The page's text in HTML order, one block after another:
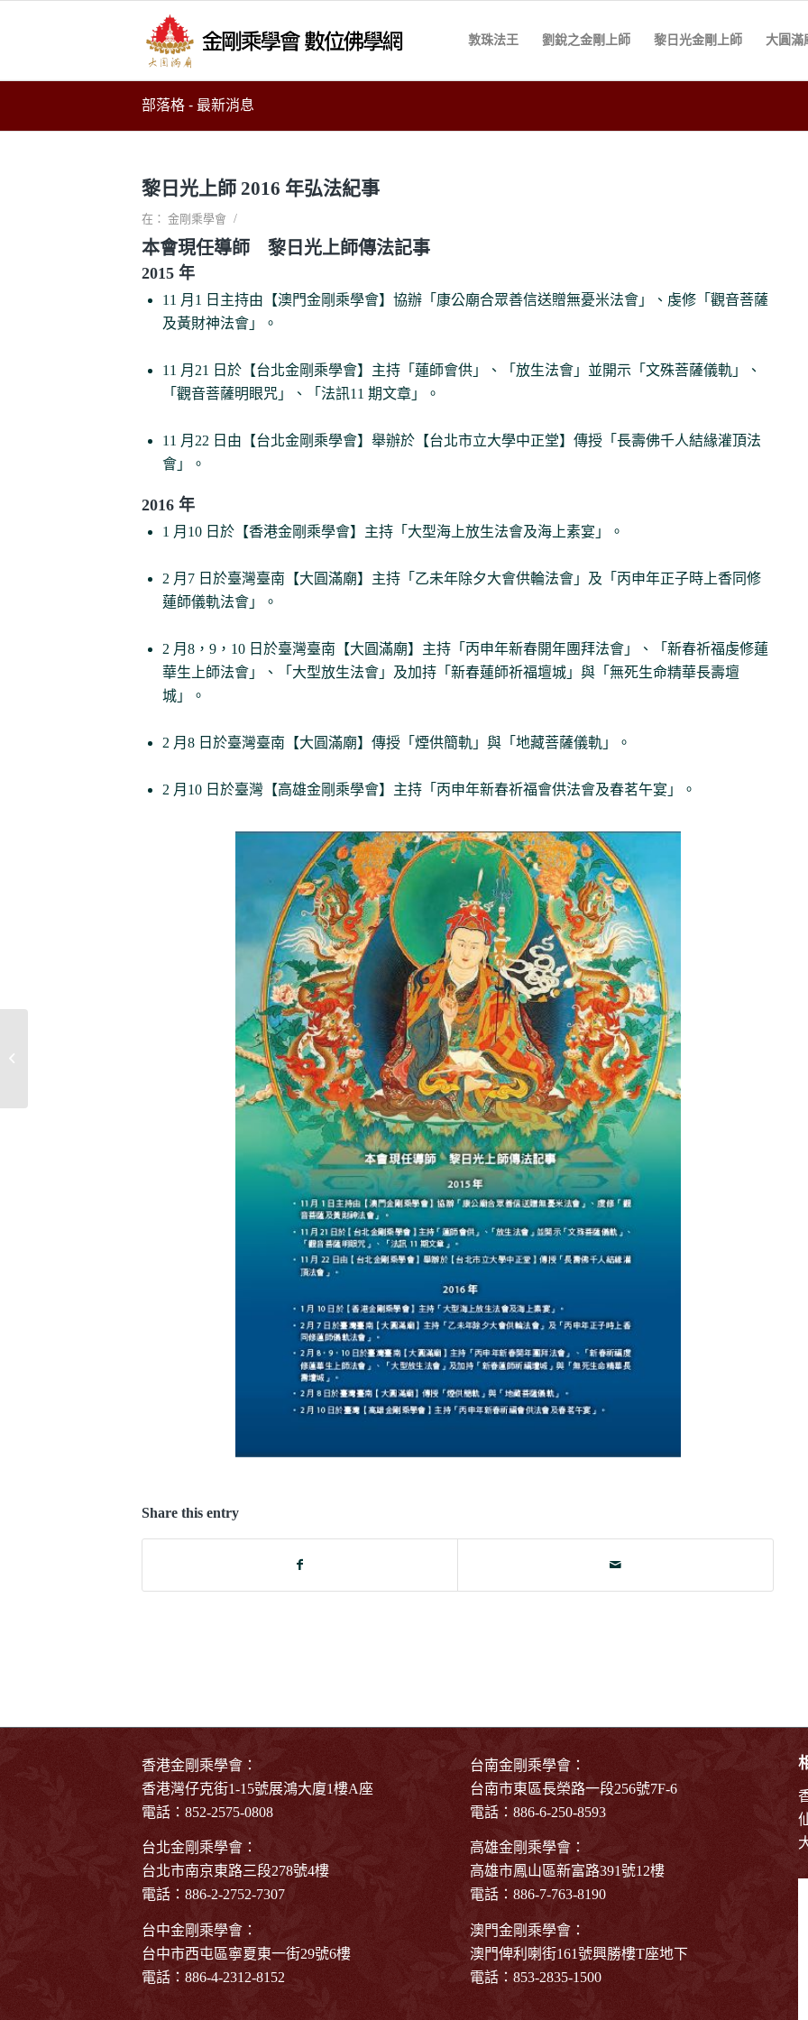
敦珠法王 劉銳之金剛上師 黎日光金剛上師 大圓滿
部落格 - 最新消息
黎日光上師 2016 年弘法紀事
在： 金剛乘學會 /
本會現任導師 黎日光上師傳法記事
2015 年
11 月1 日主持由【澳門金剛乘學會】協辦「康公廟合眾善信送贈無憂米法會」、虔修「觀音菩薩
及黃財神法會」。
11 月21 日於【台北金剛乘學會】主持「蓮師會供」、「放生法會」並開示「文殊菩薩儀軌」、
「觀音菩薩明眼咒」、「法訊11 期文章」。
11 月22 日由【台北金剛乘學會】舉辦於【台北市立大學中正堂】傳授「長壽佛千人結緣灌頂法
會」。
2016 年
1 月10 日於【香港金剛乘學會】主持「大型海上放生法會及海上素宴」。
2 月7 日於臺灣臺南【大圓滿廟】主持「乙未年除夕大會供輪法會」及「丙申年正子時上香同修
蓮師儀軌法會」。
2 月8，9，10 日於臺灣臺南【大圓滿廟】主持「丙申年新春開年團拜法會」、「新春祈福虔修蓮
華生上師法會」、「大型放生法會」及加持「新春蓮師祈福壇城」與「無死生命精華長壽壇
城」。
2 月8 日於臺灣臺南【大圓滿廟】傳授「煙供簡軌」與「地藏菩薩儀軌」。
2 月10 日於臺灣【高雄金剛乘學會】主持「丙申年新春祈福會供法會及春茗午宴」。
Share this entry
香港金剛乘學會：
香港灣仔克街1-15號展鴻大廈1樓A座
電話：852-2575-0808
台北金剛乘學會：
台北市南京東路三段278號4樓
電話：886-2-2752-7307
台中金剛乘學會：
台中市西屯區寧夏東一街29號6樓
電話：886-4-2312-8152
台南金剛乘學會：
台南市東區長榮路一段256號7F-6
電話：886-6-250-8593
高雄金剛乘學會：
高雄市鳳山區新富路391號12樓
電話：886-7-763-8190
澳門金剛乘學會：
澳門俾利喇街161號興勝樓T座地下
電話：853-2835-1500